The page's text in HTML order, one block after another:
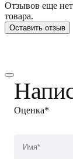
Отзывов еще
товара.
Оставить отзыв
Оценка*